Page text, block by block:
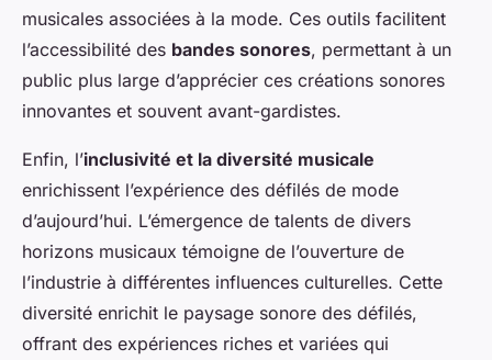
musicales associées à la mode. Ces outils facilitent
l’accessibilité des bandes sonores, permettant à un
public plus large d’apprécier ces créations sonores
innovantes et souvent avant-gardistes.
Enfin, l’inclusivité et la diversité musicale
enrichissent l’expérience des défilés de mode
d’aujourd’hui. L’émergence de talents de divers
horizons musicaux témoigne de l’ouverture de
l’industrie à différentes influences culturelles. Cette
diversité enrichit le paysage sonore des défilés,
offrant des expériences riches et variées qui